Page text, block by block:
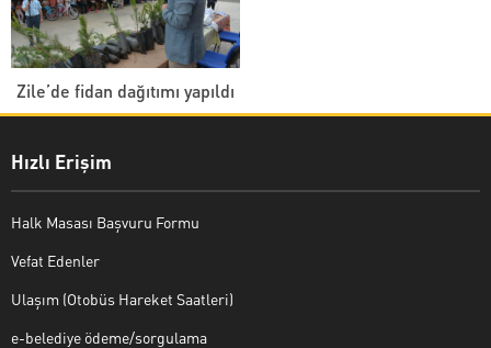
Zile’de fidan dağıtımı yapıldı
Hızlı Erişim
Halk Masası Başvuru Formu
Vefat Edenler
Ulaşım (Otobüs Hareket Saatleri)
e-belediye ödeme/sorgulama